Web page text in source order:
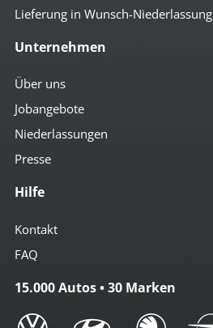
Lieferung in Wunsch-Niederlassung
Unternehmen
Über uns
Jobangebote
Niederlassungen
Presse
Hilfe
Kontakt
FAQ
15.000 Autos • 30 Marken